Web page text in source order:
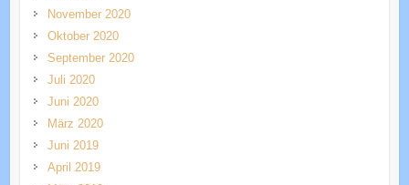
November 2020
Oktober 2020
September 2020
Juli 2020
Juni 2020
März 2020
Juni 2019
April 2019